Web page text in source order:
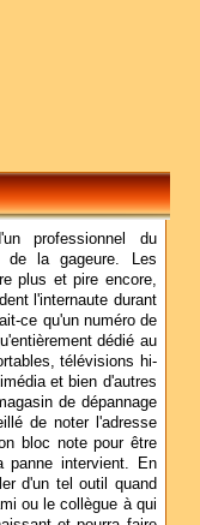
professionnel du
de la gageure. Les
plus et pire encore,
l'internaute durant
ce qu'un numéro de
dédié au
télévisions hi-
et bien d'autres
de dépannage
de noter l'adresse
bloc note pour être
panne intervient. En
d'un tel outil quand
ou le collègue à qui